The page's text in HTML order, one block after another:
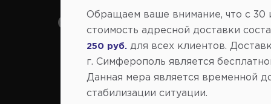
Социальные сети:
Розница
Обращаем ваше внимание, что c 30
стоимость адресной доставки
250 руб. для всех клиентов.
г. Симферополь является
Данная мера является временной
стабилизации ситуации.